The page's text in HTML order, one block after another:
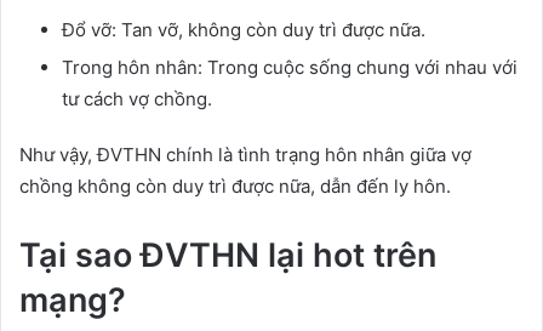
Đổ vỡ: Tan vỡ, không còn duy trì được nữa.
Trong hôn nhân: Trong cuộc sống chung với nhau với
tư cách vợ chồng.
Như vậy, ĐVTHN chính là tình trạng hôn nhân giữa vợ
chồng không còn duy trì được nữa, dẫn đến ly hôn.
Tại sao ĐVTHN lại hot trên
mạng?